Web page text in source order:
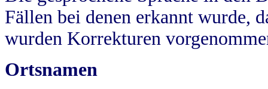
Fällen bei denen erkannt wurde,
wurden Korrekturen
Ortsnamen